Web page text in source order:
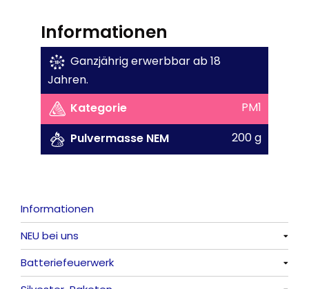
Informationen
Ganzjährig erwerbbar ab 18
Jahren.
Kategorie
PM1
Pulvermasse NEM
200 g
Informationen
NEU bei uns
Alle anzeigen
Batteriefeuerwerk